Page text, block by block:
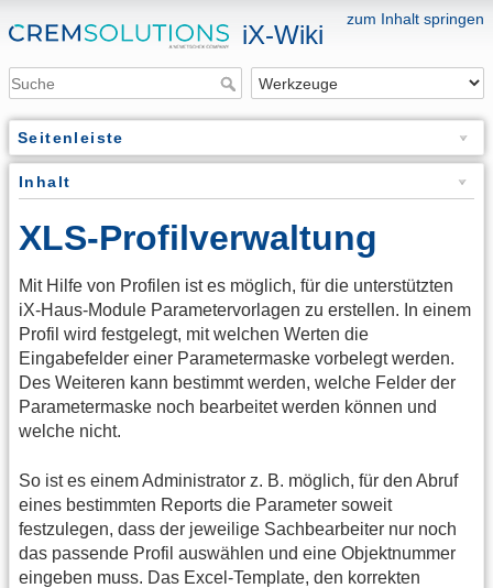
zum Inhalt springen
iX-Wiki
Seitenleiste
Inhalt
XLS-Profilverwaltung
Mit Hilfe von Profilen ist es möglich, für die unterstützten
iX-Haus-Module Parametervorlagen zu erstellen. In einem
Profil wird festgelegt, mit welchen Werten die
Eingabefelder einer Parametermaske vorbelegt werden.
Des Weiteren kann bestimmt werden, welche Felder der
Parametermaske noch bearbeitet werden können und
welche nicht.
So ist es einem Administrator z. B. möglich, für den Abruf
eines bestimmten Reports die Parameter soweit
festzulegen, dass der jeweilige Sachbearbeiter nur noch
das passende Profil auswählen und eine Objektnummer
eingeben muss. Das Excel-Template, den korrekten